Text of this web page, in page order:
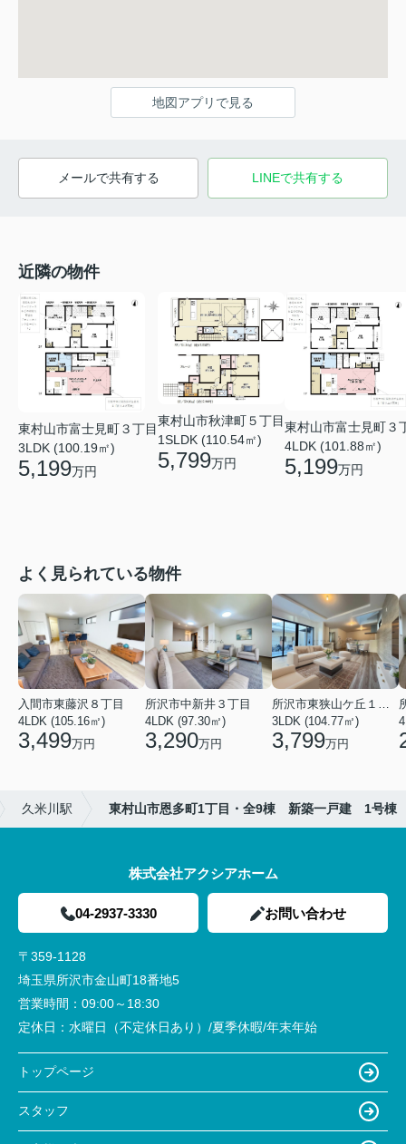
地図アプリで見る
メールで共有する LINEで共有する
近隣の物件
東村山市富士見町３丁目
3LDK (100.19㎡)
5,199万円
東村山市秋津町５丁目
1SLDK (110.54㎡)
5,799万円
東村山市富士見町３
4LDK (101.88㎡)
5,199万円
よく見られている物件
入間市東藤沢８丁目
4LDK (105.16㎡)
3,499万円
所沢市中新井３丁目
4LDK (97.30㎡)
3,290万円
3LDK (104.77㎡)
3,799万円
久米川駅 東村山市恩多町1丁目・全9棟 新築一戸建 1号棟
株式会社アクシアホーム
04-2937-3330 お問い合わせ
〒359-1128
埼玉県所沢市金山町18番地5
営業時間： 09:00～18:30
定休日： 水曜日（不定休日あり）/夏季休暇/年末年始
トップページ
スタッフ